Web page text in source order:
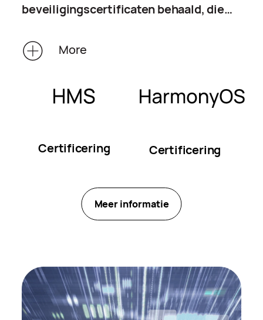
beveiligingscertificaten behaald, die
mondiale certificeringsinstanties. De
mogelijkheden voor
EMUI worden gecontroleerd door
opzichten te beschermen.
More
Certificering Certificering
Meer informatie